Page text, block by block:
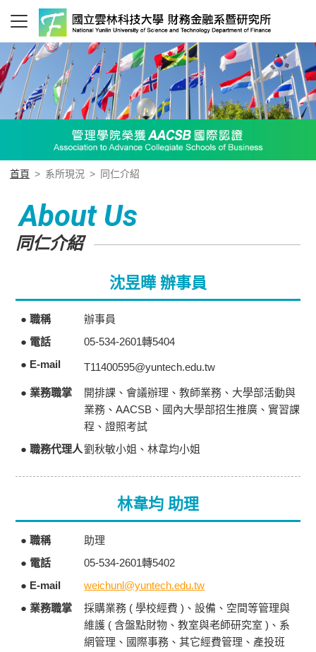
首頁 > 系所現況 > 同仁介紹
About Us
同仁介紹
沈昱曄 辦事員
● 職稱
辦事員
● 電話
05-534-2601轉5404
● E-mail
T11400595@yuntech.edu.tw
● 業務職掌
開排課、會議辦理、教師業務、大學部活動與
業務、AACSB、國內大學部招生推廣、實習課
程、證照考試
● 職務代理人劉秋敏小姐、林韋均小姐
林韋均 助理
● 職稱
助理
● 電話
05-534-2601轉5402
● E-mail
weichunl@yuntech.edu.tw
● 業務職掌
採購業務 ( 學校經費 )、設備、空間等管理與
維護 ( 含盤點財物、教室與老師研究室 )、系
網管理、國際事務、其它經費管理、產投班